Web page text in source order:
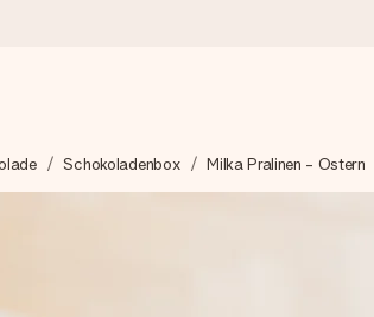
und schicken es blitzschnell – damit du es
Schokoladenbox Milka Pralinen - Ostern